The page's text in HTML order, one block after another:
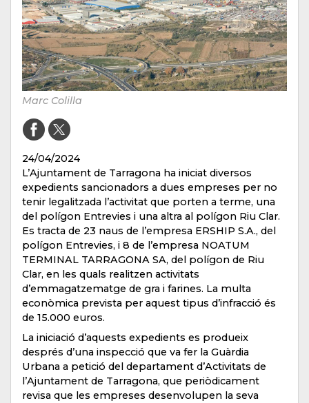
Marc Colilla
24/04/2024
L’Ajuntament de Tarragona ha iniciat diversos
expedients sancionadors a dues empreses per no
tenir legalitzada l’activitat que porten a terme, una
del polígon Entrevies i una altra al polígon Riu Clar.
Es tracta de 23 naus de l’empresa ERSHIP S.A., del
polígon Entrevies, i 8 de l’empresa NOATUM
TERMINAL TARRAGONA SA, del polígon de Riu
Clar, en les quals realitzen activitats
d’emmagatzematge de gra i farines. La multa
econòmica prevista per aquest tipus d’infracció és
de 15.000 euros.
La iniciació d’aquests expedients es produeix
després d’una inspecció que va fer la Guàrdia
Urbana a petició del departament d’Activitats de
l’Ajuntament de Tarragona, que periòdicament
revisa que les empreses desenvolupen la seva